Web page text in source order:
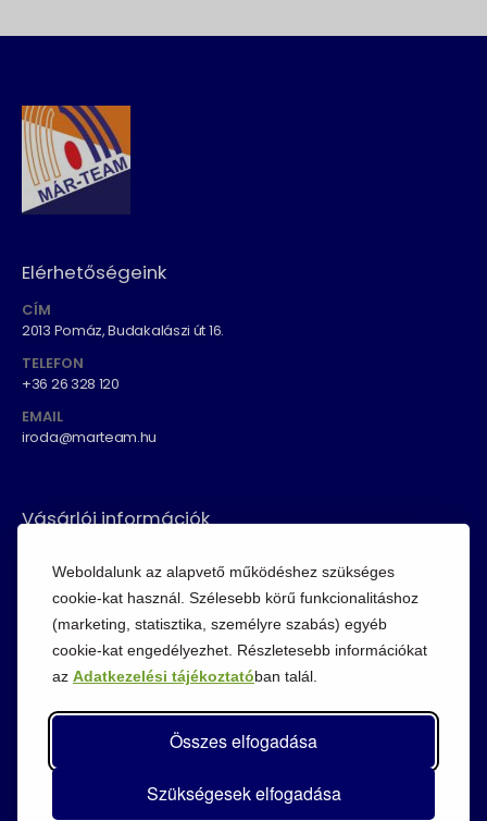
Weboldalunk az alapvető működéshez szükséges
cookie-kat használ. Szélesebb körű funkcionalitáshoz
(marketing, statisztika, személyre szabás) egyéb
cookie-kat engedélyezhet. Részletesebb információkat
az Adatkezelési tájékoztatóban talál.
Összes elfogadása
Szükségesek elfogadása
Elérhetőségeink
CÍM
2013 Pomáz, Budakalászi út 16.
TELEFON
+36 26 328 120
EMAIL
iroda@marteam.hu
Vásárlói információk
Fizetési módok
Adatvédelem
Cookie szabályzat